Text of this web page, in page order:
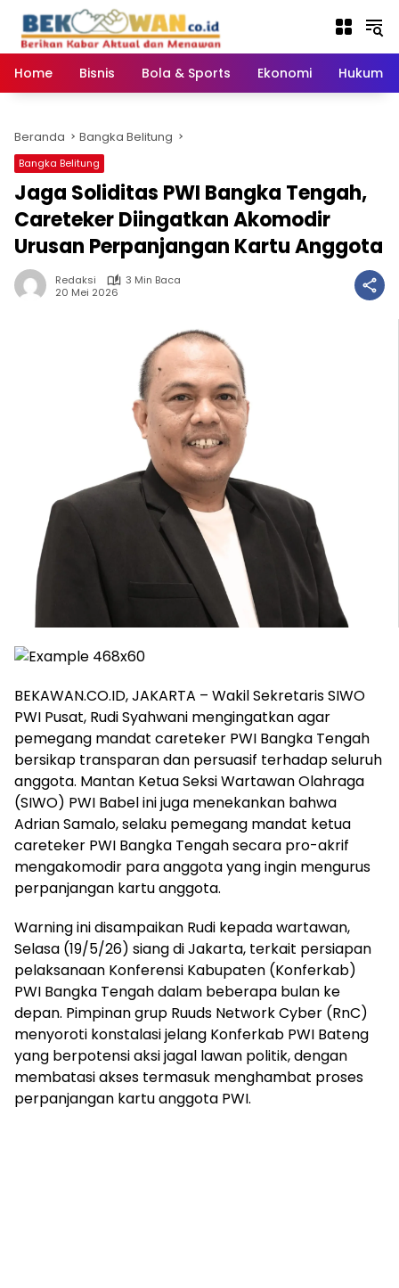
konten
Home
Bisnis Bola & Sports Ekonomi Hukum
Beranda Bangka Belitung
Bangka Belitung
Jaga Soliditas PWI Bangka Tengah,
Careteker Diingatkan Akomodir
Urusan Perpanjangan Kartu Anggota
Redaksi
3 Min Baca
20 Mei 2026
BEKAWAN.CO.ID, JAKARTA – Wakil Sekretaris SIWO
PWI Pusat, Rudi Syahwani mengingatkan agar
pemegang mandat careteker PWI Bangka Tengah
bersikap transparan dan persuasif terhadap seluruh
anggota. Mantan Ketua Seksi Wartawan Olahraga
(SIWO) PWI Babel ini juga menekankan bahwa
Adrian Samalo, selaku pemegang mandat ketua
careteker PWI Bangka Tengah secara pro-akrif
mengakomodir para anggota yang ingin mengurus
perpanjangan kartu anggota.
Warning ini disampaikan Rudi kepada wartawan,
Selasa (19/5/26) siang di Jakarta, terkait persiapan
pelaksanaan Konferensi Kabupaten (Konferkab)
PWI Bangka Tengah dalam beberapa bulan ke
depan. Pimpinan grup Ruuds Network Cyber (RnC)
menyoroti konstalasi jelang Konferkab PWI Bateng
yang berpotensi aksi jagal lawan politik, dengan
membatasi akses termasuk menghambat proses
perpanjangan kartu anggota PWI.